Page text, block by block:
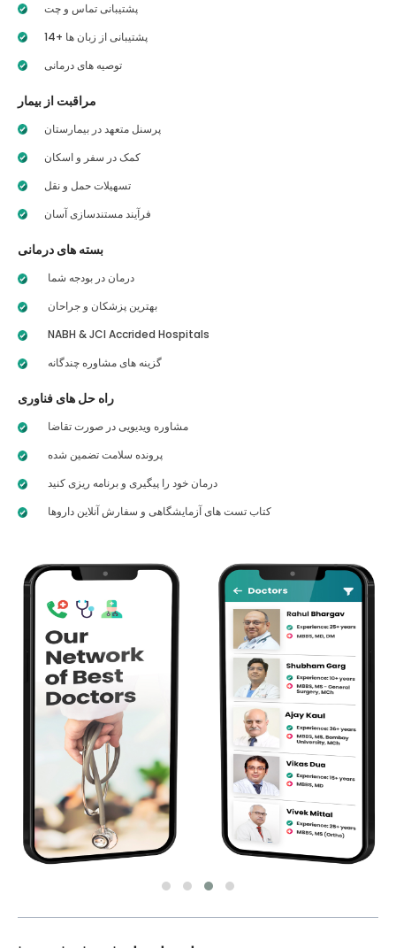
پشتیبانی تماس و چت
14+ پشتیبانی از زبان ها
توصیه های درمانی
مراقبت از بیمار
پرسنل متعهد در بیمارستان
کمک در سفر و اسکان
تسهیلات حمل و نقل
فرآیند مستندسازی آسان
بسته های درمانی
درمان در بودجه شما
بهترین پزشکان و جراحان
NABH & JCI Accrided Hospitals
گزینه های مشاوره چندگانه
راه حل های فناوری
مشاوره ویدیویی در صورت تقاضا
پرونده سلامت تضمین شده
درمان خود را پیگیری و برنامه ریزی کنید
کتاب تست های آزمایشگاهی و سفارش آنلاین داروها